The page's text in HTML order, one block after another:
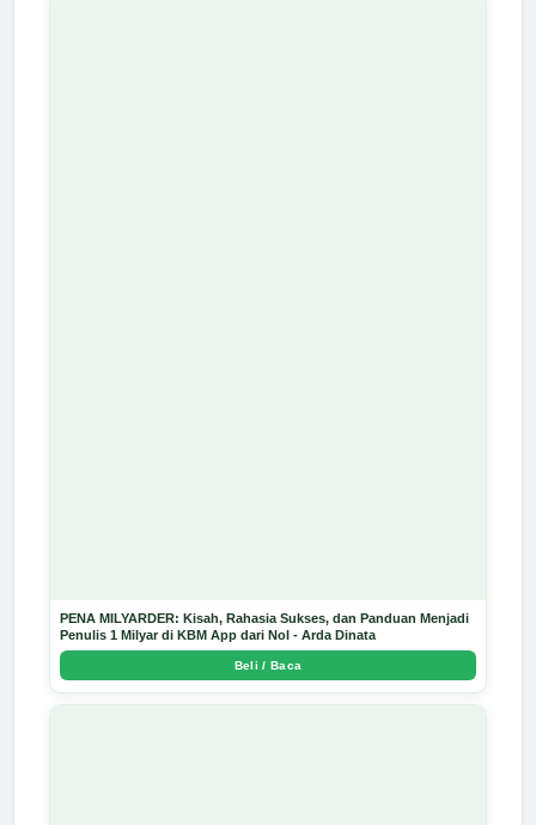
PENA MILYARDER: Kisah, Rahasia Sukses, dan Panduan Menjadi
Penulis 1 Milyar di KBM App dari Nol - Arda Dinata
Beli / Baca